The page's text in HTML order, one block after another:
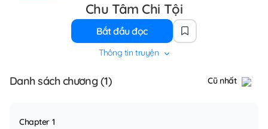
Chu Tâm Chi Tội
Bắt đầu đọc
Thông tin truyện
Danh sách chương (1) Cũ nhất
Chapter 1